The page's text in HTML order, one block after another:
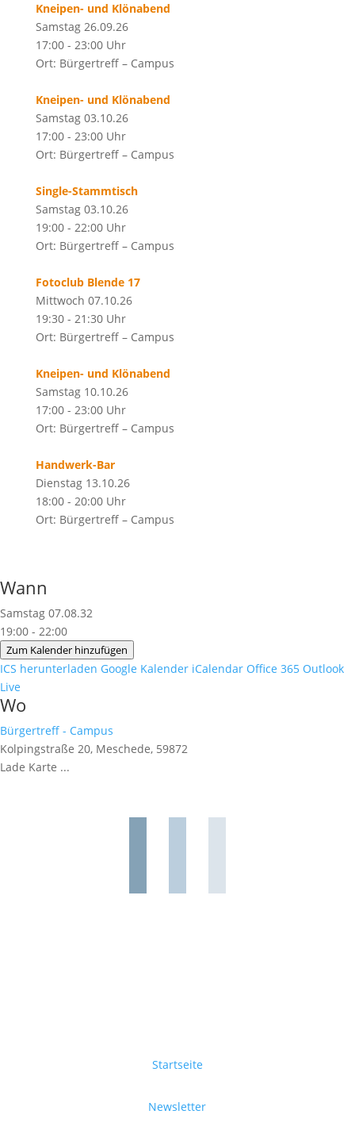
Kneipen- und Klönabend
Samstag 26.09.26
17:00 - 23:00 Uhr
Ort: Bürgertreff – Campus
Kneipen- und Klönabend
Samstag 03.10.26
17:00 - 23:00 Uhr
Ort: Bürgertreff – Campus
Single-Stammtisch
Samstag 03.10.26
19:00 - 22:00 Uhr
Ort: Bürgertreff – Campus
Fotoclub Blende 17
Mittwoch 07.10.26
19:30 - 21:30 Uhr
Ort: Bürgertreff – Campus
Kneipen- und Klönabend
Samstag 10.10.26
17:00 - 23:00 Uhr
Ort: Bürgertreff – Campus
Handwerk-Bar
Dienstag 13.10.26
18:00 - 20:00 Uhr
Ort: Bürgertreff – Campus
Wann
Samstag 07.08.32
19:00 - 22:00
Zum Kalender hinzufügen
ICS herunterladen Google Kalender iCalendar Office 365 Outlook
Live
Wo
Bürgertreff - Campus
Kolpingstraße 20, Meschede, 59872
Lade Karte ...
Startseite
Newsletter